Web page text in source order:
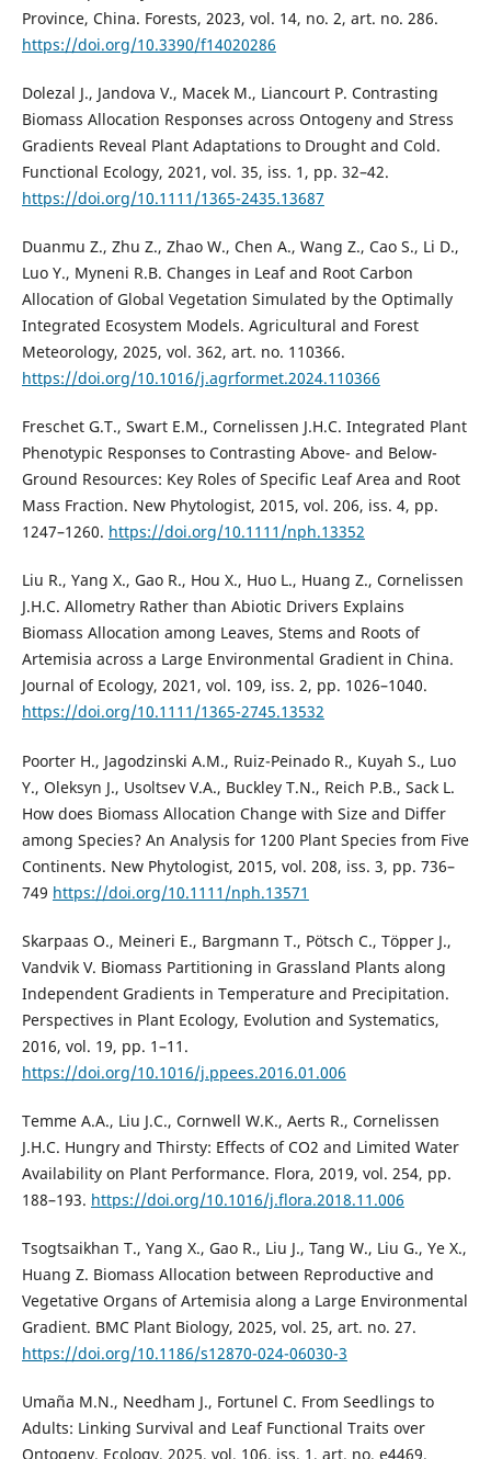
Province, China. Forests, 2023, vol. 14, no. 2, art. no. 286.
https://doi.org/10.3390/f14020286
Dolezal J., Jandova V., Macek M., Liancourt P. Contrasting
Biomass Allocation Responses across Ontogeny and Stress
Gradients Reveal Plant Adaptations to Drought and Cold.
Functional Ecology, 2021, vol. 35, iss. 1, pp. 32–42.
https://doi.org/10.1111/1365-2435.13687
Duanmu Z., Zhu Z., Zhao W., Chen A., Wang Z., Cao S., Li D.,
Luo Y., Myneni R.B. Changes in Leaf and Root Carbon
Allocation of Global Vegetation Simulated by the Optimally
Integrated Ecosystem Models. Agricultural and Forest
Meteorology, 2025, vol. 362, art. no. 110366.
https://doi.org/10.1016/j.agrformet.2024.110366
Freschet G.T., Swart E.M., Cornelissen J.H.C. Integrated Plant
Phenotypic Responses to Contrasting Above- and Below-
Ground Resources: Key Roles of Specific Leaf Area and Root
Mass Fraction. New Phytologist, 2015, vol. 206, iss. 4, pp.
1247–1260. https://doi.org/10.1111/nph.13352
Liu R., Yang X., Gao R., Hou X., Huo L., Huang Z., Cornelissen
J.H.C. Allometry Rather than Abiotic Drivers Explains
Biomass Allocation among Leaves, Stems and Roots of
Artemisia across a Large Environmental Gradient in China.
Journal of Ecology, 2021, vol. 109, iss. 2, pp. 1026–1040.
https://doi.org/10.1111/1365-2745.13532
Poorter H., Jagodzinski A.M., Ruiz-Peinado R., Kuyah S., Luo
Y., Oleksyn J., Usoltsev V.A., Buckley T.N., Reich P.B., Sack L.
How does Biomass Allocation Change with Size and Differ
among Species? An Analysis for 1200 Plant Species from Five
Continents. New Phytologist, 2015, vol. 208, iss. 3, pp. 736–
749 https://doi.org/10.1111/nph.13571
Skarpaas O., Meineri E., Bargmann T., Pötsch C., Töpper J.,
Vandvik V. Biomass Partitioning in Grassland Plants along
Independent Gradients in Temperature and Precipitation.
Perspectives in Plant Ecology, Evolution and Systematics,
2016, vol. 19, pp. 1–11.
https://doi.org/10.1016/j.ppees.2016.01.006
Temme A.A., Liu J.C., Cornwell W.K., Aerts R., Cornelissen
J.H.C. Hungry and Thirsty: Effects of CO2 and Limited Water
Availability on Plant Performance. Flora, 2019, vol. 254, pp.
188–193. https://doi.org/10.1016/j.flora.2018.11.006
Tsogtsaikhan T., Yang X., Gao R., Liu J., Tang W., Liu G., Ye X.,
Huang Z. Biomass Allocation between Reproductive and
Vegetative Organs of Artemisia along a Large Environmental
Gradient. BMC Plant Biology, 2025, vol. 25, art. no. 27.
https://doi.org/10.1186/s12870-024-06030-3
Umaña M.N., Needham J., Fortunel C. From Seedlings to
Adults: Linking Survival and Leaf Functional Traits over
Ontogeny. Ecology, 2025, vol. 106, iss. 1, art. no. e4469.